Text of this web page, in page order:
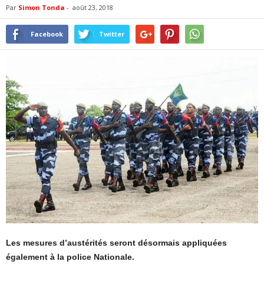
Par Simon Tonda - août 23, 2018
Facebook Twitter
Les mesures d’austérités seront désormais appliquées
également à la police Nationale.